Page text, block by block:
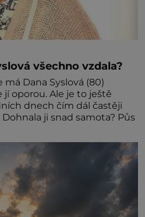
všechno vzdala?
má Dana Syslová (80)
oporou. Ale je to ještě
dnech čím dál častěji
mluví o svém odchodu. Dohnala ji snad samota? Půs